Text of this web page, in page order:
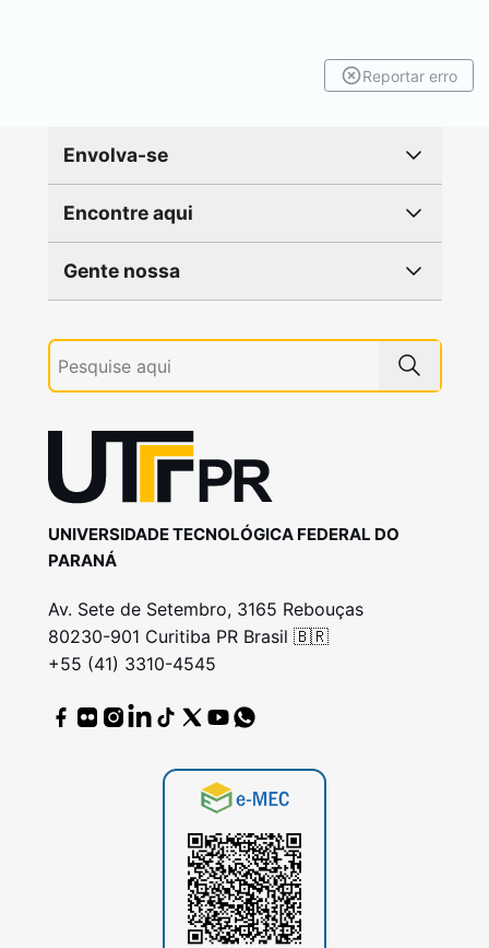
Reportar erro
Envolva-se
Encontre aqui
Gente nossa
UNIVERSIDADE TECNOLÓGICA FEDERAL DO
PARANÁ
Av. Sete de Setembro, 3165 Rebouças
80230-901 Curitiba PR Brasil 🇧🇷
+55 (41) 3310-4545